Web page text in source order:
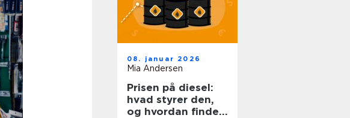
08. januar 2026
Mia Andersen
Prisen på diesel:
hvad styrer den,
og hvordan finder